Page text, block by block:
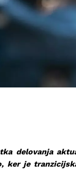
delovanja
ker je